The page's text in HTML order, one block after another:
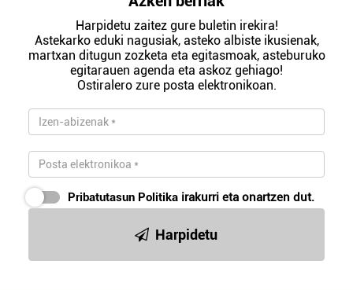
Harpidetu zaitez gure buletin irekira!
Astekarko eduki nagusiak, asteko albiste ikusienak,
martxan ditugun zozketa eta egitasmoak, asteburuko
egitarauen agenda eta askoz gehiago!
Ostiralero zure posta elektronikoan.
Pribatutasun Politika irakurri eta onartzen dut.
Harpidetu